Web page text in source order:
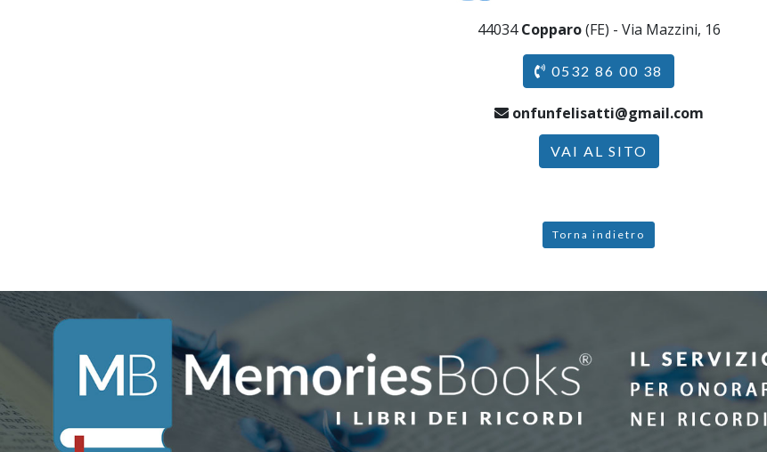
44034Copparo(FE) - Via Mazzini, 16
0532 86 00 38
onfunfelisatti@gmail.com
VAI AL SITO
Torna indietro